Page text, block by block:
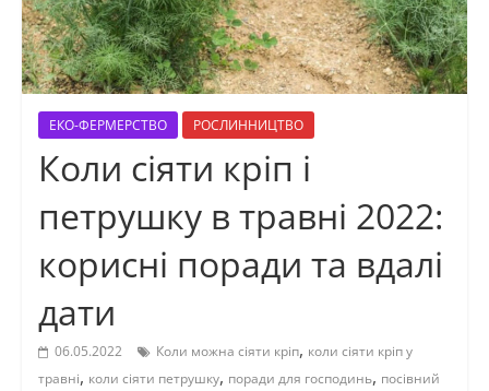
ЕКО-ФЕРМЕРСТВО РОСЛИННИЦТВО
Коли сіяти кріп і
петрушку в травні 2022:
корисні поради та вдалі
дати
06.05.2022 Коли можна сіяти кріп, коли сіяти кріп у
травні, коли сіяти петрушку, поради для господинь, посівний